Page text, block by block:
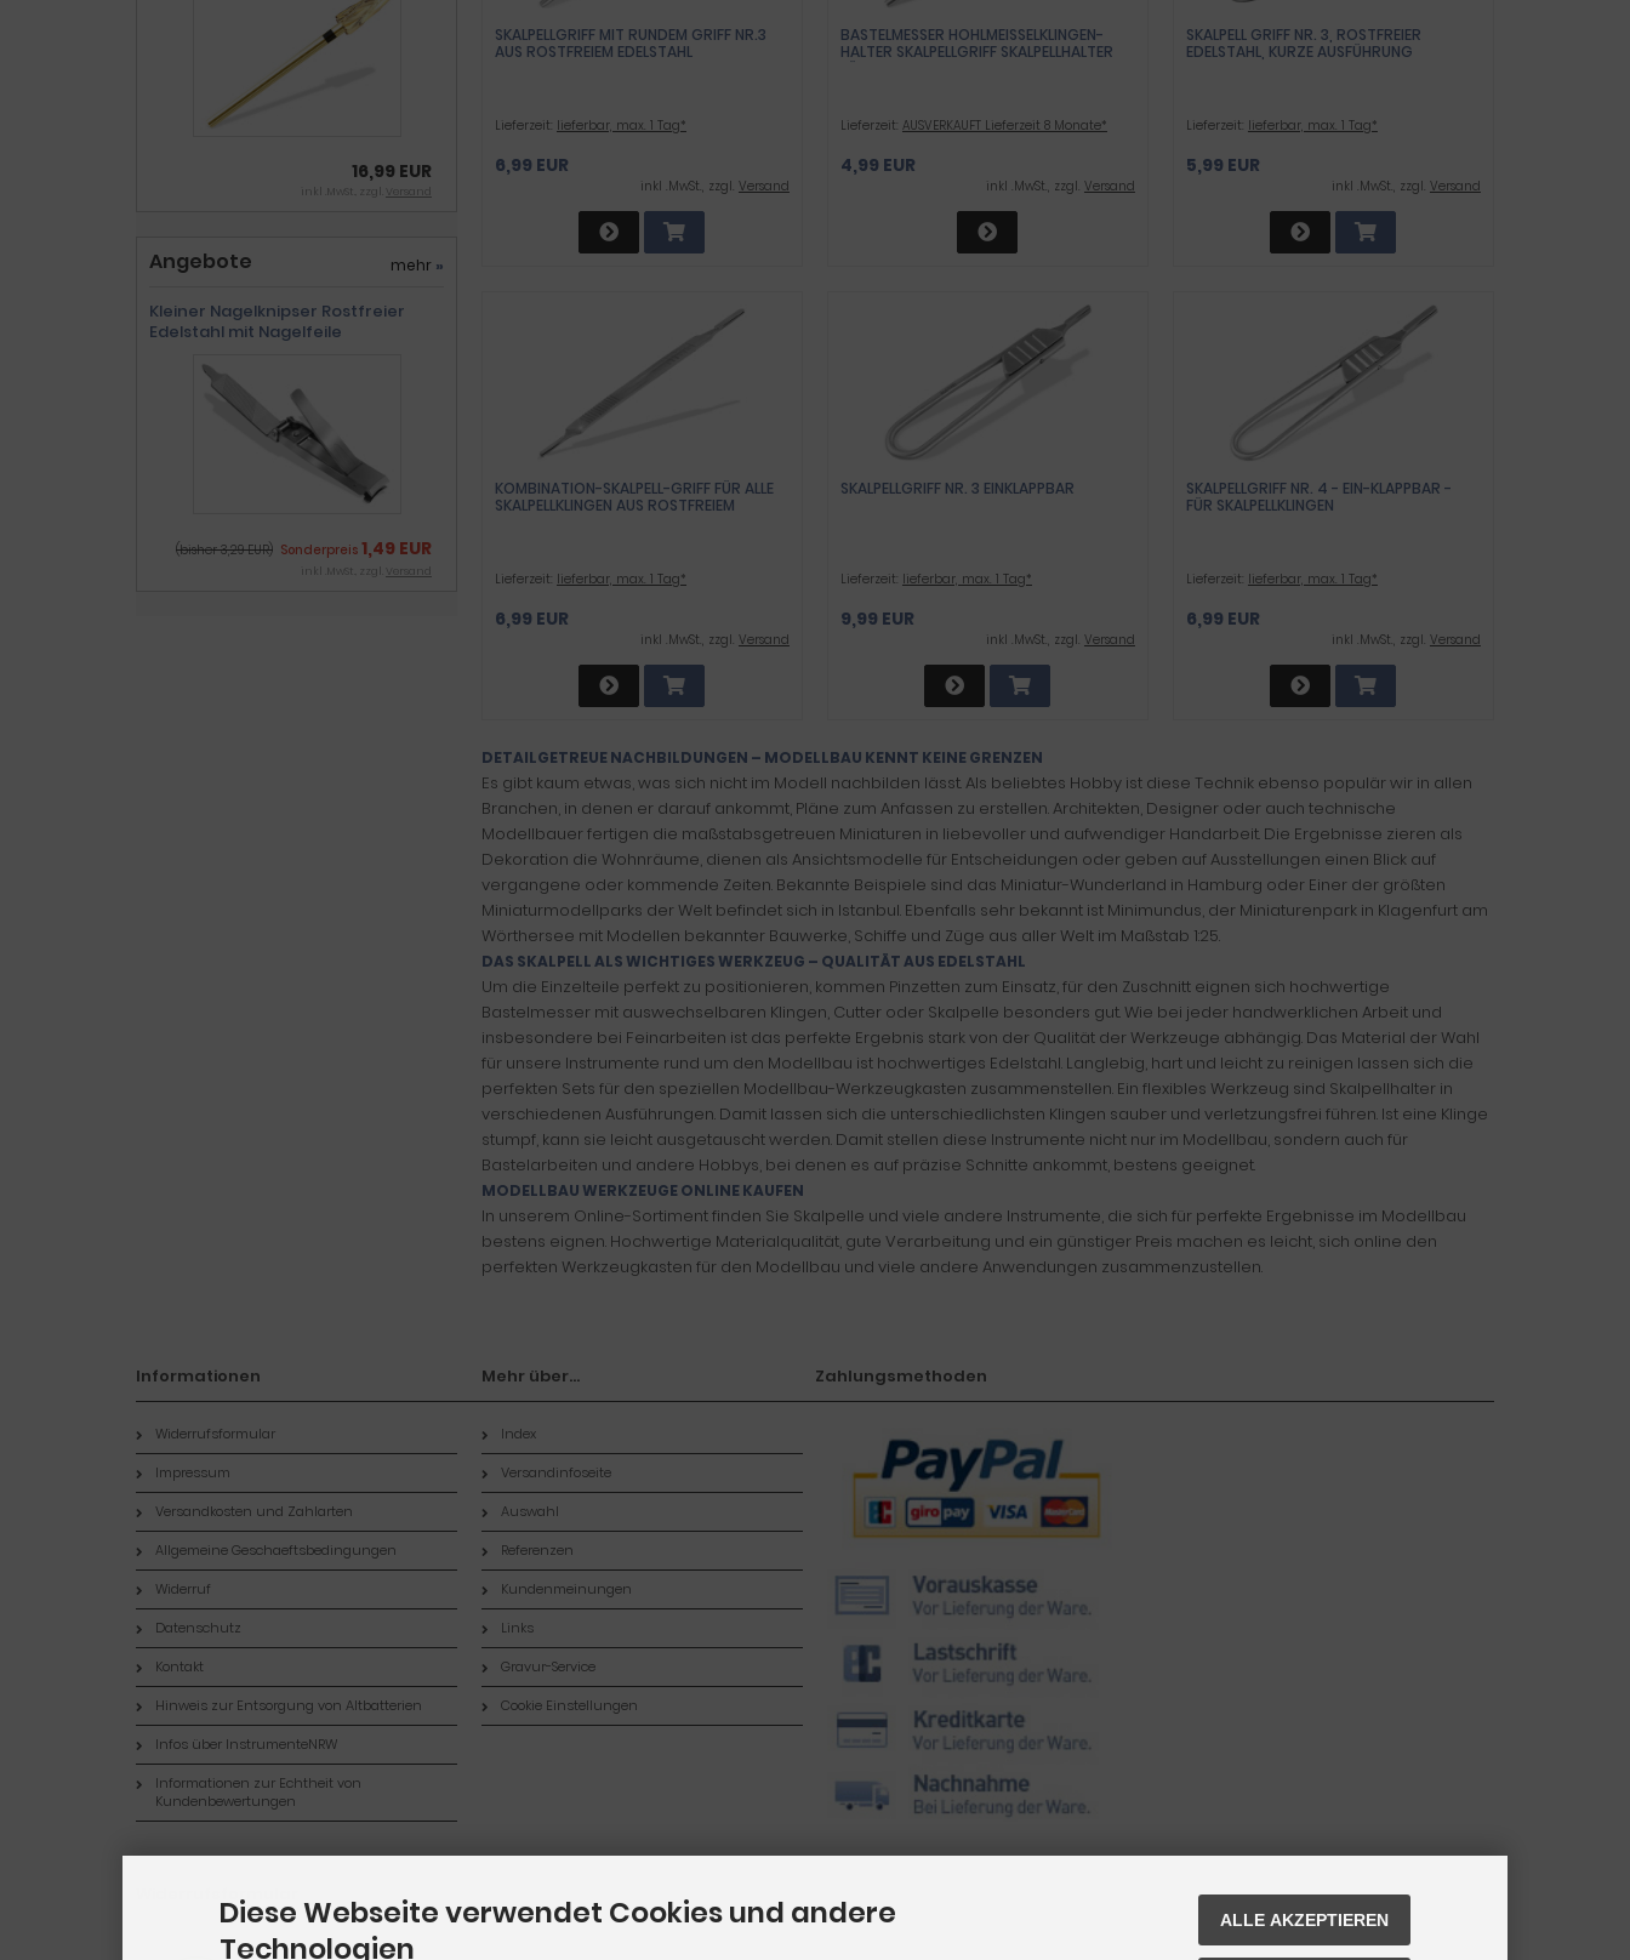
SKALPELLGRIFF MIT RUNDEM GRIFF NR.3
AUS ROSTFREIEM EDELSTAHL
Lieferzeit: lieferbar, max. 1 Tag*
6,99 EUR
inkl .MwSt., zzgl. Versand
BASTELMESSER HOHLMEISSELKLINGEN-H
ALTER SKALPELLGRIFF SKALPELLHALTER F
ÜR HOHLMEISSELKLINGEN AUS RO
Lieferzeit: AUSVERKAUFT Lieferzeit 8 Monate*
4,99 EUR
inkl .MwSt., zzgl. Versand
SKALPELL GRIFF NR. 3, ROSTFREIER
EDELSTAHL, KURZE AUSFÜHRUNG
Lieferzeit: lieferbar, max. 1 Tag*
5,99 EUR
inkl .MwSt., zzgl. Versand
KOMBINATION-SKALPELL-GRIFF FÜR ALLE
SKALPELLKLINGEN AUS ROSTFREIEM
Lieferzeit: lieferbar, max. 1 Tag*
6,99 EUR
inkl .MwSt., zzgl. Versand
SKALPELLGRIFF NR. 3 EINKLAPPBAR
Lieferzeit: lieferbar, max. 1 Tag*
9,99 EUR
inkl .MwSt., zzgl. Versand
SKALPELLGRIFF NR. 4 - EIN-KLAPPBAR -
FÜR SKALPELLKLINGEN
Lieferzeit: lieferbar, max. 1 Tag*
6,99 EUR
inkl .MwSt., zzgl. Versand
DETAILGETREUE NACHBILDUNGEN – MODELLBAU KENNT KEINE GRENZEN
Es gibt kaum etwas, was sich nicht im Modell nachbilden lässt. Als beliebtes Hobby ist diese Technik ebenso populär wir in allen
Branchen, in denen er darauf ankommt, Pläne zum Anfassen zu erstellen. Architekten, Designer oder auch technische
Modellbauer fertigen die maßstabsgetreuen Miniaturen in liebevoller und aufwendiger Handarbeit. Die Ergebnisse zieren als
Dekoration die Wohnräume, dienen als Ansichtsmodelle für Entscheidungen oder geben auf Ausstellungen einen Blick auf
vergangene oder kommende Zeiten. Bekannte Beispiele sind das Miniatur-Wunderland in Hamburg oder Einer der größten
Miniaturmodellparks der Welt befindet sich in Istanbul. Ebenfalls sehr bekannt ist Minimundus, der Miniaturenpark in Klagenfurt am
Wörthersee mit Modellen bekannter Bauwerke, Schiffe und Züge aus aller Welt im Maßstab 1:25.
DAS SKALPELL ALS WICHTIGES WERKZEUG – QUALITÄT AUS EDELSTAHL
Um die Einzelteile perfekt zu positionieren, kommen Pinzetten zum Einsatz, für den Zuschnitt eignen sich hochwertige
Bastelmesser mit auswechselbaren Klingen, Cutter oder Skalpelle besonders gut. Wie bei jeder handwerklichen Arbeit und
insbesondere bei Feinarbeiten ist das perfekte Ergebnis stark von der Qualität der Werkzeuge abhängig. Das Material der Wahl
für unsere Instrumente rund um den Modellbau ist hochwertiges Edelstahl. Langlebig, hart und leicht zu reinigen lassen sich die
perfekten Sets für den speziellen Modellbau-Werkzeugkasten zusammenstellen. Ein flexibles Werkzeug sind Skalpellhalter in
verschiedenen Ausführungen. Damit lassen sich die unterschiedlichsten Klingen sauber und verletzungsfrei führen. Ist eine Klinge
stumpf, kann sie leicht ausgetauscht werden. Damit stellen diese Instrumente nicht nur im Modellbau, sondern auch für
Bastelarbeiten und andere Hobbys, bei denen es auf präzise Schnitte ankommt, bestens geeignet.
MODELLBAU WERKZEUGE ONLINE KAUFEN
In unserem Online-Sortiment finden Sie Skalpelle und viele andere Instrumente, die sich für perfekte Ergebnisse im Modellbau
bestens eignen. Hochwertige Materialqualität, gute Verarbeitung und ein günstiger Preis machen es leicht, sich online den
perfekten Werkzeugkasten für den Modellbau und viele andere Anwendungen zusammenzustellen.
16,99 EUR
inkl .MwSt., zzgl. Versand
Angebote mehr »
Kleiner Nagelknipser Rostfreier
Edelstahl mit Nagelfeile
(bisher 3,29 EUR) Sonderpreis 1,49 EUR
inkl .MwSt., zzgl. Versand
Informationen
Widerrufsformular
Impressum
Versandkosten und Zahlarten
Allgemeine Geschaeftsbedingungen
Widerruf
Datenschutz
Kontakt
Hinweis zur Entsorgung von Altbatterien
Infos über InstrumenteNRW
Informationen zur Echtheit von
Kundenbewertungen
Mehr über...
Index
Versandinfoseite
Auswahl
Referenzen
Kundenmeinungen
Links
Gravur-Service
Cookie Einstellungen
Zahlungsmethoden
WiderrufsformularDiese Webseite verwendet Cookies und andere
Technologien
ALLE AKZEPTIEREN